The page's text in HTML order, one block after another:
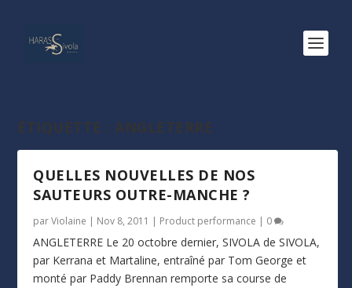
ÉTIQUETTE :ANGLETERRE
QUELLES NOUVELLES DE NOS
SAUTEURS OUTRE-MANCHE ?
parViolaine | Nov 8, 2011 | Product performance | 0
ANGLETERRE Le 20 octobre dernier, SIVOLA de SIVOLA,
par Kerrana et Martaline, entraîné par Tom George et
monté par Paddy Brennan remporte sa course de